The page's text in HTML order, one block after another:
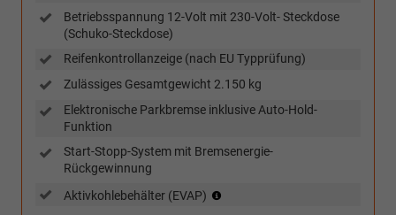
Betriebsspannung 12-Volt mit 230-Volt- Steckdose
(Schuko-Steckdose)
Reifenkontrollanzeige (nach EU Typprüfung)
Zulässiges Gesamtgewicht 2.150 kg
Elektronische Parkbremse inklusive Auto-Hold-
Funktion
Start-Stopp-System mit Bremsenergie-
Rückgewinnung
Aktivkohlebehälter (EVAP)